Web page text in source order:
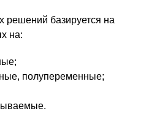
решений базируется на
на:
полупеременные;